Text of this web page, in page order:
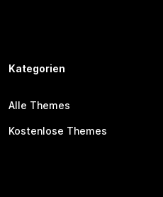
Kategorien
Alle Themes
Kostenlose Themes